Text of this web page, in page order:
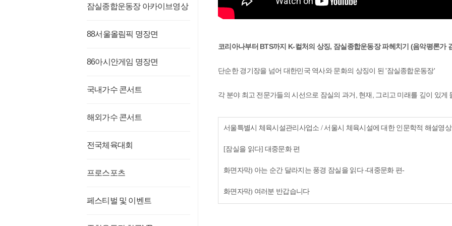
잠실종합운동장 아카이브영상
88서울올림픽 명장면
86아시안게임 명장면
국내가수 콘서트
해외가수 콘서트
전국체육대회
프로스포츠
페스티벌 및 이벤트
코리아나부터 BTS까지 K-컬처의 상징, 잠실종합운동장 파헤치기 (음악평론가
단순한 경기장을 넘어 대한민국 역사와 문화의 상징이 된 '잠실종합운동장'
각 분야 최고 전문가들의 시선으로 잠실의 과거, 현재, 그리고 미래를 깊이 있게
서울특별시 체육시설관리사업소 / 서울시 체육시설에 대한 인문학적 해설영상
[잠실을 읽다] 대중문화 편
화면자막) 아는 순간 달라지는 풍경 잠실을 읽다 -대중문화 편-
화면자막) 여러분 반갑습니다